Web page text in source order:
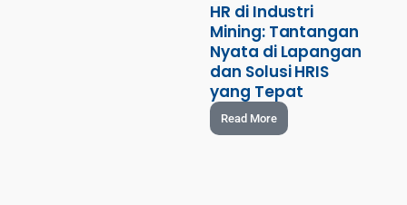
HR di Industri
Mining: Tantangan
Nyata di Lapangan
dan Solusi HRIS
yang Tepat
Read More